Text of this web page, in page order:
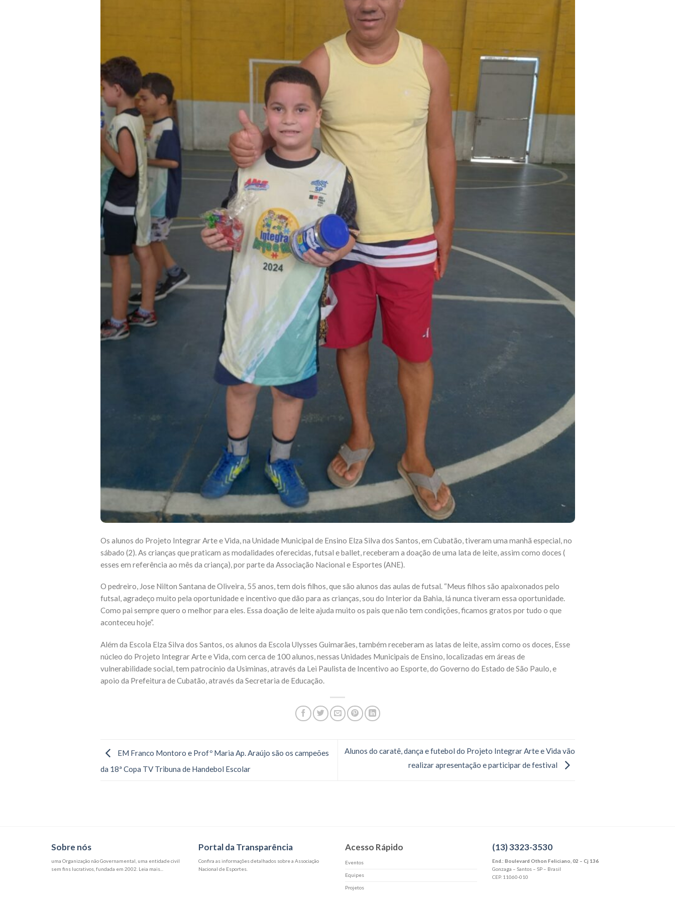
Os alunos do Projeto Integrar Arte e Vida, na Unidade Municipal de Ensino Elza Silva dos Santos, em Cubatão, tiveram uma manhã especial, no
sábado (2). As crianças que praticam as modalidades oferecidas, futsal e ballet, receberam a doação de uma lata de leite, assim como doces (
esses em referência ao mês da criança), por parte da Associação Nacional e Esportes (ANE).
O pedreiro, Jose Nilton Santana de Oliveira, 55 anos, tem dois filhos, que são alunos das aulas de futsal. “Meus filhos são apaixonados pelo
futsal, agradeço muito pela oportunidade e incentivo que dão para as crianças, sou do Interior da Bahia, lá nunca tiveram essa oportunidade.
Como pai sempre quero o melhor para eles. Essa doação de leite ajuda muito os pais que não tem condições, ficamos gratos por tudo o que
aconteceu hoje”.
Além da Escola Elza Silva dos Santos, os alunos da Escola Ulysses Guimarães, também receberam as latas de leite, assim como os doces, Esse
núcleo do Projeto Integrar Arte e Vida, com cerca de 100 alunos, nessas Unidades Municipais de Ensino, localizadas em áreas de
vulnerabilidade social, tem patrocínio da Usiminas, através da Lei Paulista de Incentivo ao Esporte, do Governo do Estado de São Paulo, e
apoio da Prefeitura de Cubatão, através da Secretaria de Educação.
EM Franco Montoro e Profº Maria Ap. Araújo são os campeões
da 18ª Copa TV Tribuna de Handebol Escolar
Alunos do caratê, dança e futebol do Projeto Integrar Arte e Vida vão
realizar apresentação e participar de festival
Sobre nós
uma Organização não Governamental, uma entidade civil
sem fins lucrativos, fundada em 2002. Leia mais...
Portal da Transparência
Confira as informações detalhados sobre a Associação
Nacional de Esportes.
Acesso Rápido
Eventos
Equipes
Projetos
(13) 3323-3530
End.: Boulevard Othon Feliciano, 02 – Cj 136
Gonzaga – Santos – SP – Brasil
CEP. 11060-010